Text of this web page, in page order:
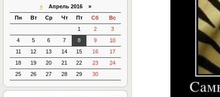
«Апрель 2016 »
Пн
Вт Ср Чт Пт Сб
Вс
1
2
3
4
5 6 7 8 9
10
11
12 13 14 15 16
17
18
19 20 21 22 23
24
25
26 27 28 29 30